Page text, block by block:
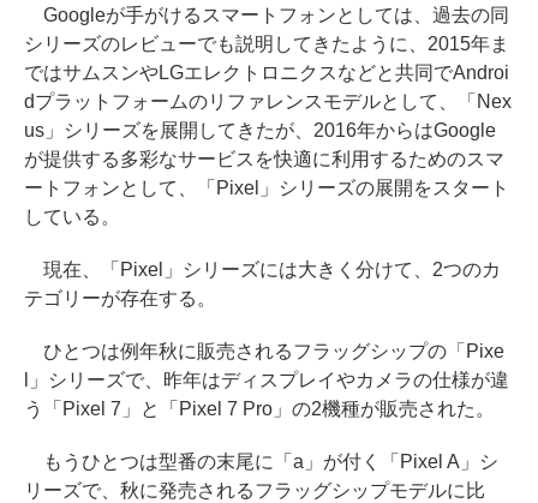
Googleが手がけるスマートフォンとしては、過去の同
シリーズのレビューでも説明してきたように、2015年ま
ではサムスンやLGエレクトロニクスなどと共同でAndroi
dプラットフォームのリファレンスモデルとして、「Nex
us」シリーズを展開してきたが、2016年からはGoogle
が提供する多彩なサービスを快適に利用するためのスマ
ートフォンとして、「Pixel」シリーズの展開をスタート
している。
現在、「Pixel」シリーズには大きく分けて、2つのカ
テゴリーが存在する。
ひとつは例年秋に販売されるフラッグシップの「Pixe
l」シリーズで、昨年はディスプレイやカメラの仕様が違
う「Pixel 7」と「Pixel 7 Pro」の2機種が販売された。
もうひとつは型番の末尾に「a」が付く「Pixel A」シ
リーズで、秋に発売されるフラッグシップモデルに比